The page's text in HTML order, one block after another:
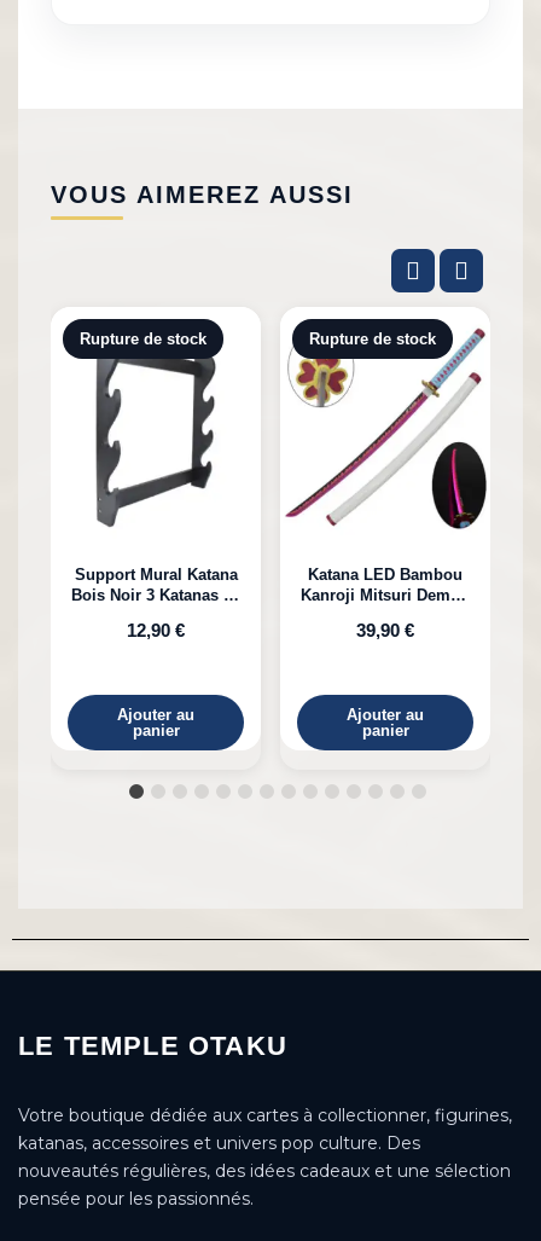
VOUS AIMEREZ AUSSI
Rupture de stock
Support Mural Katana
Bois Noir 3 Katanas en
12,90 €
Ajouter au
panier
Rupture de stock
Katana LED Bambou
Kanroji Mitsuri Demon
39,90 €
Ajouter au
panier
LE TEMPLE OTAKU
Votre boutique dédiée aux cartes à collectionner, figurines,
katanas, accessoires et univers pop culture. Des
nouveautés régulières, des idées cadeaux et une sélection
pensée pour les passionnés.